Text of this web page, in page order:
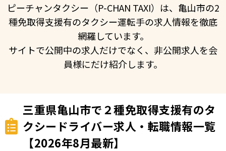
ピーチャンタクシー（P-CHAN TAXI）は、亀山市の2
種免取得支援有のタクシー運転手の求人情報を徹底
網羅しています。
サイトで公開中の求人だけでなく、非公開求人を会
員様にだけ紹介します。
三重県亀山市で２種免取得支援有のタ
クシードライバー求人・転職情報一覧
【2026年8月最新】